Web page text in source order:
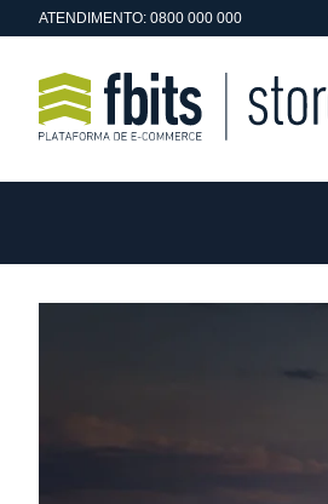
ATENDIMENTO: 0800 000 000